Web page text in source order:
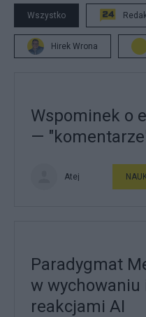
Wszystko
Hirek Wrona
Wspominek o
—
Atej
Paradygmat
w
reakcjami AI